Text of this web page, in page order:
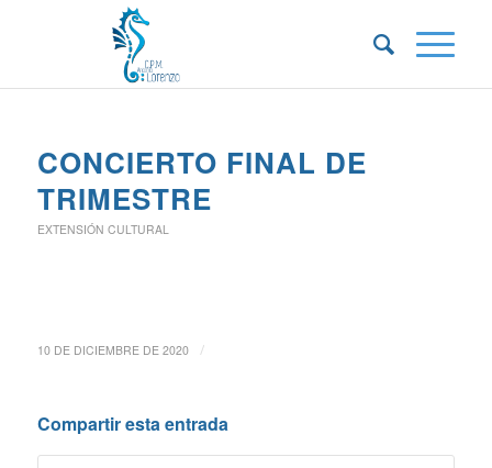
CONCIERTO FINAL DE
TRIMESTRE
EXTENSIÓN CULTURAL
10 DE DICIEMBRE DE 2020 /
Compartir esta entrada